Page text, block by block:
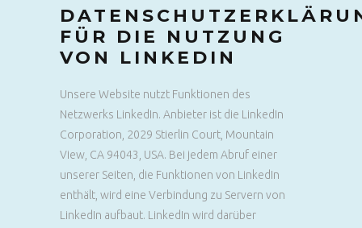
FÜR DIE NUTZUNG
VON LINKEDIN
Unsere Website nutzt Funktionen des
Netzwerks LinkedIn. Anbieter ist die LinkedIn
Corporation, 2029 Stierlin Court, Mountain
View, CA 94043, USA. Bei jedem Abruf einer
unserer Seiten, die Funktionen von LinkedIn
enthält, wird eine Verbindung zu Servern von
LinkedIn aufbaut. LinkedIn wird darüber